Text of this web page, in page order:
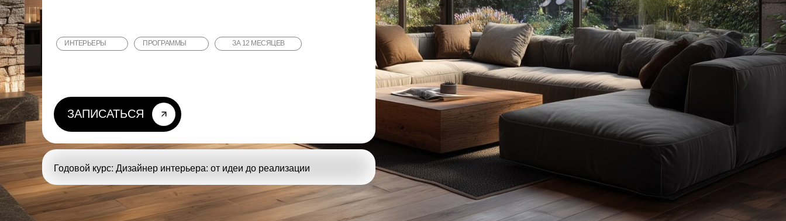
ИНТЕРЬЕРЫ ЗА 12 МЕСЯЦЕВ
ПРОГРАММЫ
ЗАПИСАТЬСЯ
Годовой курс: Дизайнер интерьера: от идеи до реализации